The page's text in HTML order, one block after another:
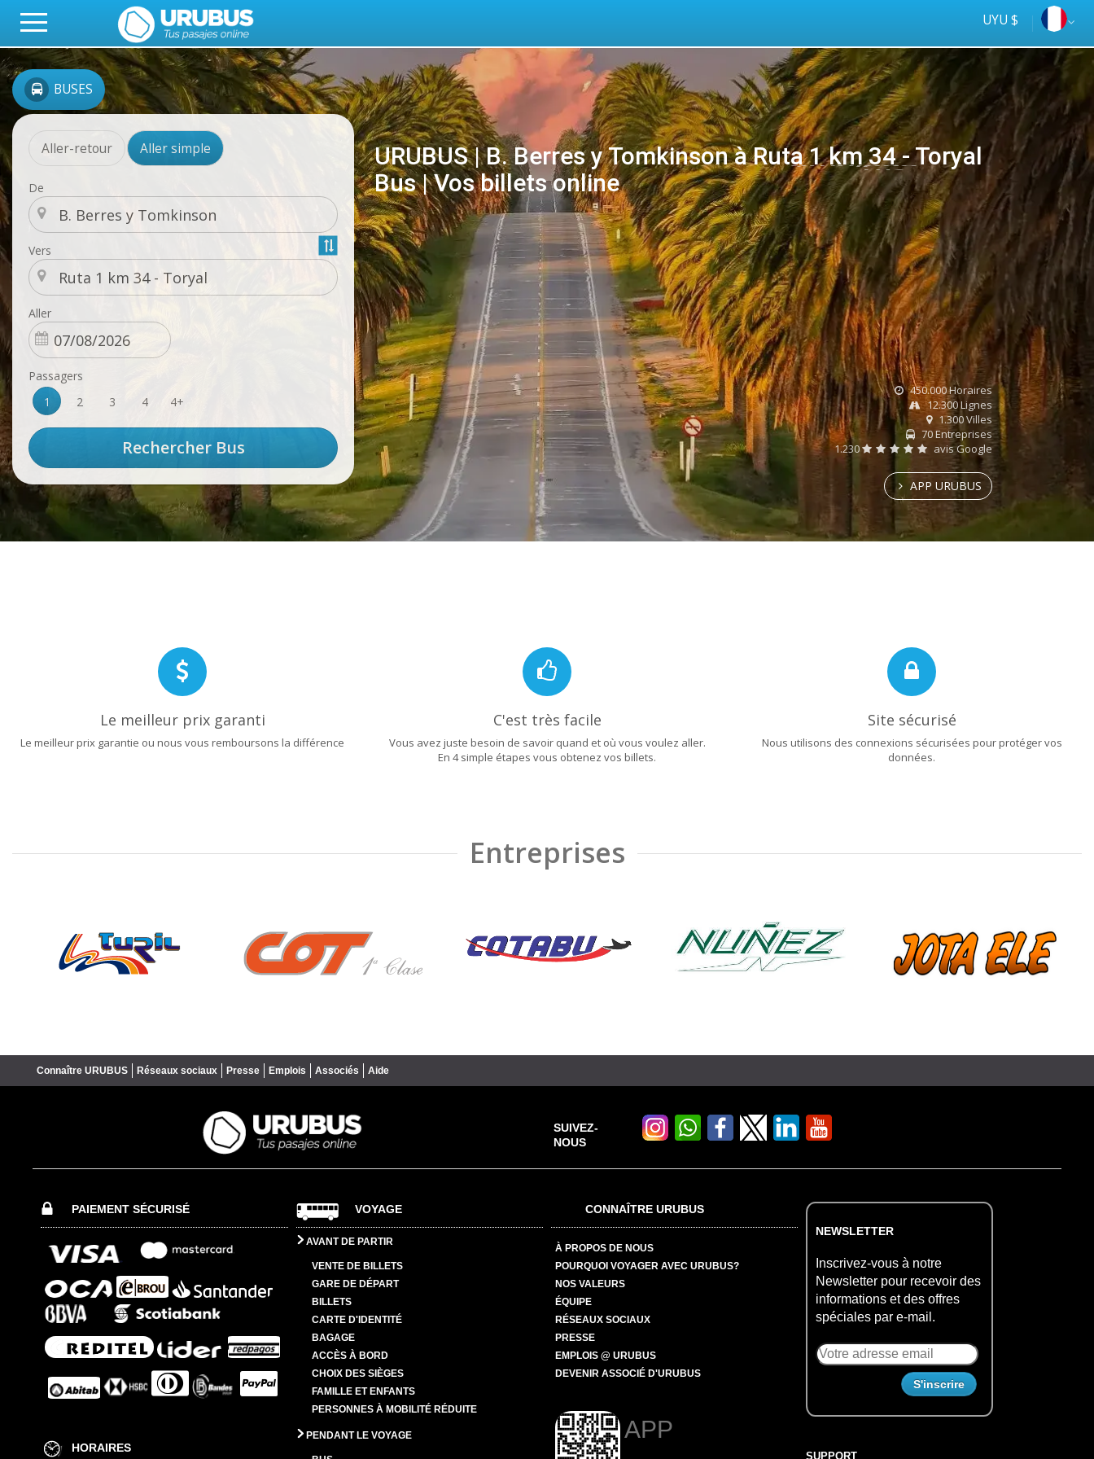
UYU $
BUSES
Aller-retour Aller simple
De
Vers
Aller
Passagers
1
2 3 4 4+
URUBUS | B. Berres y Tomkinson à Ruta 1 km 34 - Toryal
Bus | Vos billets online
online
Tus
ómnibus
450.000 Horaires
12.300 Lignes
1.300 Villes
70 Entreprises
1.230
avis Google
APP URUBUS
Le meilleur prix garanti
Le meilleur prix garantie ou nous vous remboursons la différence
C'est très facile
Vous avez juste besoin de savoir quand et où vous voulez aller.
En 4 simple étapes vous obtenez vos billets.
Site sécurisé
Nous utilisons des connexions sécurisées pour protéger vos
données.
Entreprises
Connaître URUBUS Réseaux sociaux Presse Emplois Associés Aide
SUIVEZ-
NOUS
PAIEMENT SÉCURISÉ
HORAIRES
VOYAGE
AVANT DE PARTIR
VENTE DE BILLETS
GARE DE DÉPART
BILLETS
CARTE D'IDENTITÉ
BAGAGE
ACCÈS À BORD
CHOIX DES SIÈGES
FAMILLE ET ENFANTS
PERSONNES À MOBILITÉ RÉDUITE
PENDANT LE VOYAGE
CONNAÎTRE URUBUS
À PROPOS DE NOUS
POURQUOI VOYAGER AVEC URUBUS?
NOS VALEURS
ÉQUIPE
RÉSEAUX SOCIAUX
PRESSE
EMPLOIS @ URUBUS
DEVENIR ASSOCIÉ D'URUBUS
APP
NEWSLETTER
Inscrivez-vous à notre
Newsletter pour recevoir des
informations et des offres
spéciales par e-mail.
SUPPORT